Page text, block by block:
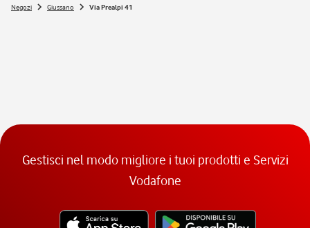
Negozi Giussano Via Prealpi 41
Gestisci nel modo migliore i tuoi prodotti e Servizi
Vodafone